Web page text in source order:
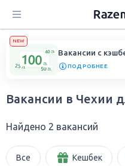
NEW
Вакансии с
ПОДРОБНЕЕ
Вакансии в Чехии
Найдено 2 вакансий
Все Кешбек